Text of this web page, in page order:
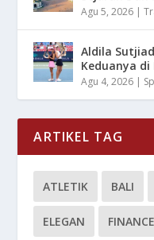
Agu 5, 2026 |
Aldila
Keduanya
Agu 4, 2026 |
ARTIKEL TAG
ATLETIK BALI
ELEGAN FINANCE